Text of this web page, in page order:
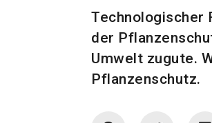
Technologischer
der
Umwelt zugute.
Pflanzenschutz.